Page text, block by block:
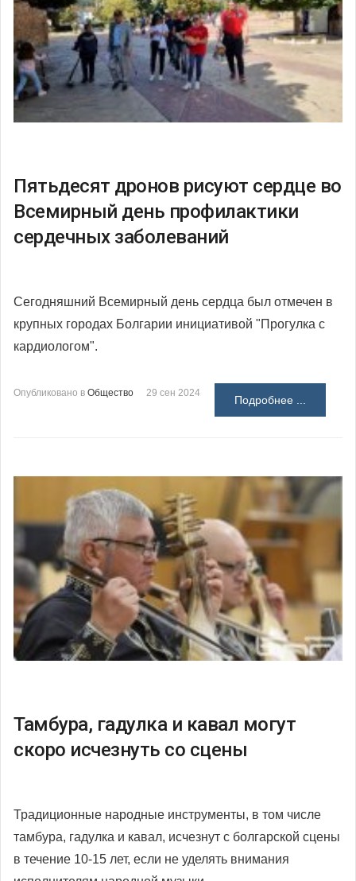
Пятьдесят дронов рисуют сердце во
Всемирный день профилактики
сердечных заболеваний
Сегодняшний Всемирный день сердца был отмечен в
крупных городах Болгарии инициативой "Прогулка с
кардиологом".
Опубликовано в Общество 29 сен 2024
Подробнее ...
Тамбура, гадулка и кавал могут
скоро исчезнуть со сцены
Традиционные народные инструменты, в том числе
тамбура, гадулка и кавал, исчезнут с болгарской сцены
в течение 10-15 лет, если не уделять внимания